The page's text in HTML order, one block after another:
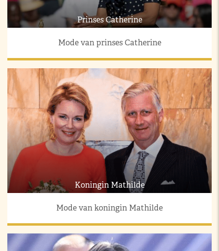
Prinses Catherine
Mode van prinses Catherine
Koningin Mathilde
Mode van koningin Mathilde